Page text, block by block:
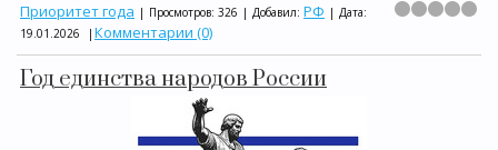
Приоритет года | Просмотров: 326 | Добавил: РФ | Дата:
19.01.2026
| Комментарии (0)
Год единства народов России